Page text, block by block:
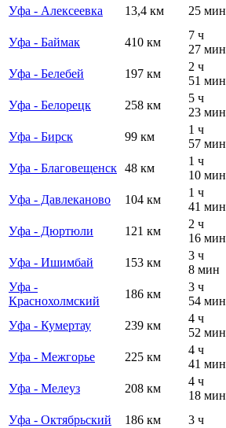
Уфа - Алексеевка
13,4 км 25 мин
Уфа - Баймак
410 км
7 ч
27 мин
Уфа - Белебей
197 км
2 ч
51 мин
Уфа - Белорецк
258 км
5 ч
23 мин
Уфа - Бирск
99 км
1 ч
57 мин
Уфа - Благовещенск 48 км
1 ч
10 мин
Уфа - Давлеканово
104 км
1 ч
41 мин
Уфа - Дюртюли
121 км
2 ч
16 мин
Уфа - Ишимбай
153 км
3 ч
8 мин
Уфа -
Краснохолмский
186 км
3 ч
54 мин
Уфа - Кумертау
239 км
4 ч
52 мин
Уфа - Межгорье
225 км
4 ч
41 мин
Уфа - Мелеуз
208 км
4 ч
18 мин
Уфа - Октябрьский
186 км 3 ч